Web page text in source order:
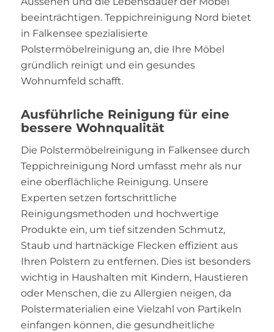
beeinträchtigen. Teppichreinigung Nord bietet
in Falkensee spezialisierte
Polstermöbelreinigung an, die Ihre Möbel
gründlich reinigt und ein gesundes
Wohnumfeld schafft.
Ausführliche Reinigung für eine
bessere Wohnqualität
Die Polstermöbelreinigung in Falkensee durch
Teppichreinigung Nord umfasst mehr als nur
eine oberflächliche Reinigung. Unsere
Experten setzen fortschrittliche
Reinigungsmethoden und hochwertige
Produkte ein, um tief sitzenden Schmutz,
Staub und hartnäckige Flecken effizient aus
Ihren Polstern zu entfernen. Dies ist besonders
wichtig in Haushalten mit Kindern, Haustieren
oder Menschen, die zu Allergien neigen, da
Polstermaterialien eine Vielzahl von Partikeln
einfangen können, die gesundheitliche